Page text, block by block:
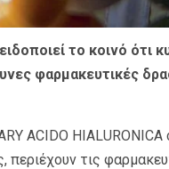
το κοινό ότι
φαρμακευτικές
ACIDO
τις